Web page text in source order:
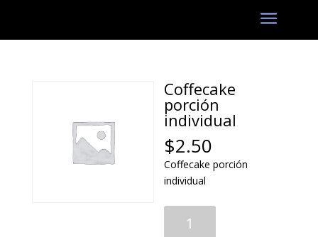
Coffecake
porción
individual
$2.50
Coffecake porción
individual
porción